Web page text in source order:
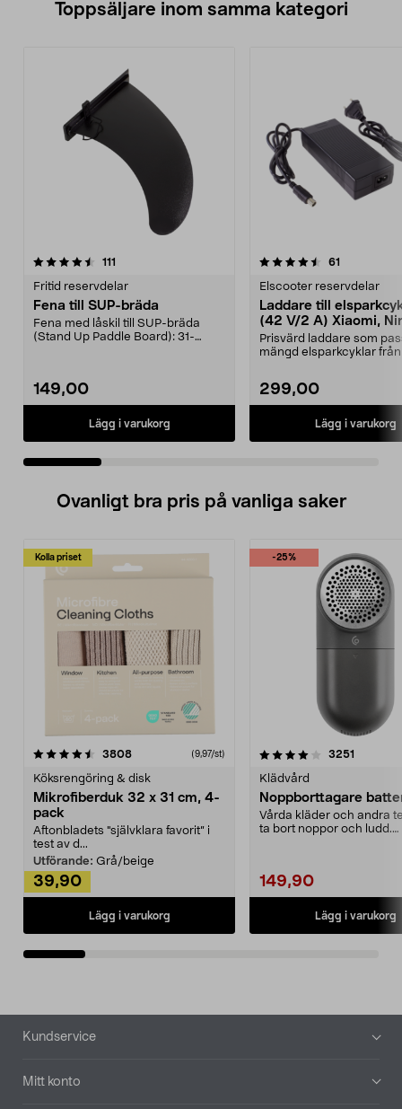
Toppsäljare inom samma kategori
111
Fritid reservdelar
Fena till SUP-bräda
Fena med låskil till SUP-bräda
(Stand Up Paddle Board): 31-
149,00
Lägg i varukorg
4.5 av 5 stjärnor 61
Elscooter reservdelar
Laddare till
(42 V/2 A) Xiaomi,
E-Way m.fl.
Prisvärd laddare som
mängd elsparkcyklar från
299,00
Lägg i varukorg
4.0 av 5 stjärnor
Ovanligt bra pris på vanliga saker
Kolla priset
3808recensioner (9,97/st)
Köksrengöring & disk
Mikrofiberduk 32 x 31 cm, 4-
pack
Aftonbladets "självklara favorit” i
test av d...
Utförande: Grå/beige
39,90
Lägg i varukorg
-25%
4.0av 5 stjärnor 3251
Klädvård
Noppborttagare
Vårda kläder och andra
ta bort noppor och ludd.
149,90
Lägg i varukorg
4.5av 5 stjärnor
Sidfot
Kundservice
Mitt konto